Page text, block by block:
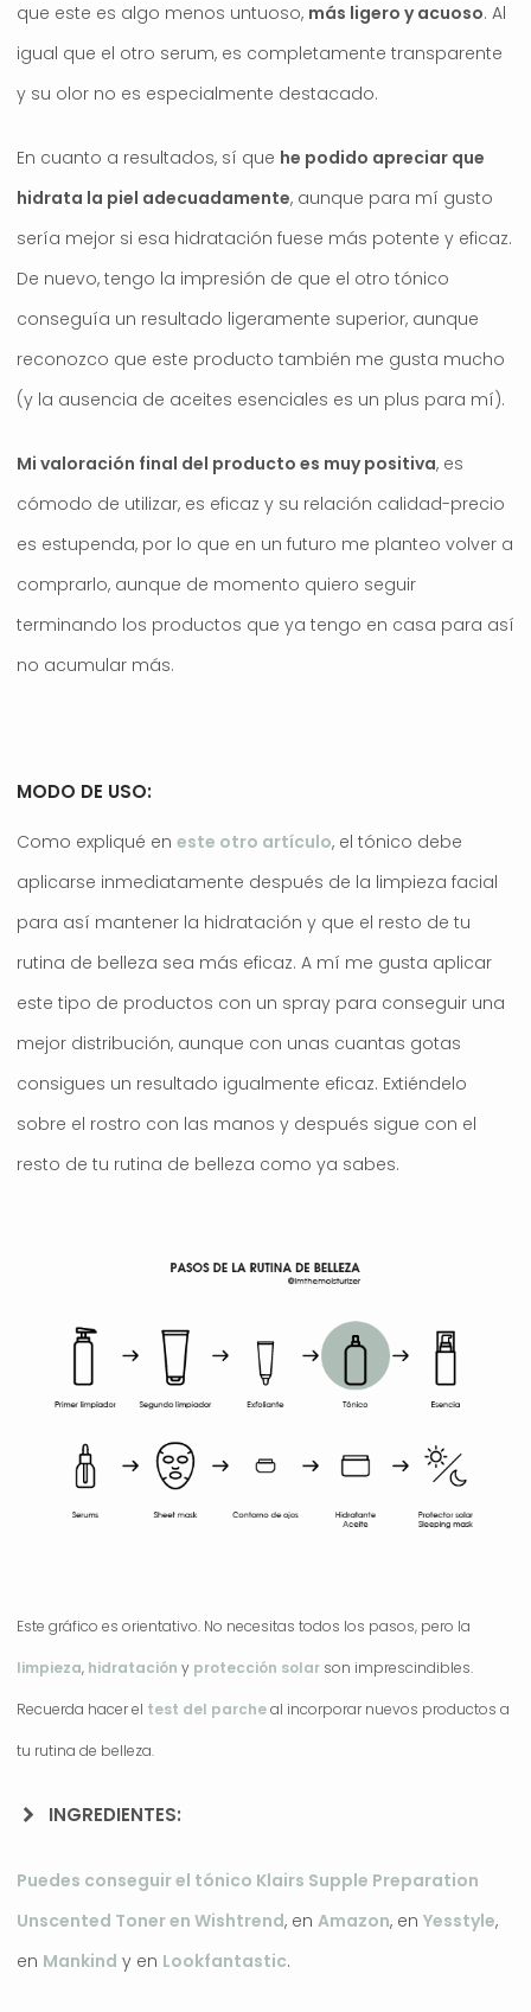
que este es algo menos untuoso, más ligero y acuoso. Al
igual que el otro serum, es completamente transparente
y su olor no es especialmente destacado.
En cuanto a resultados, sí que he podido apreciar que
hidrata la piel adecuadamente, aunque para mí gusto
sería mejor si esa hidratación fuese más potente y eficaz.
De nuevo, tengo la impresión de que el otro tónico
conseguía un resultado ligeramente superior, aunque
reconozco que este producto también me gusta mucho
(y la ausencia de aceites esenciales es un plus para mí).
Mi valoración final del producto es muy positiva, es
cómodo de utilizar, es eficaz y su relación calidad-precio
es estupenda, por lo que en un futuro me planteo volver a
comprarlo, aunque de momento quiero seguir
terminando los productos que ya tengo en casa para así
no acumular más.
MODO DE USO:
Como expliqué en este otro artículo, el tónico debe
aplicarse inmediatamente después de la limpieza facial
para así mantener la hidratación y que el resto de tu
rutina de belleza sea más eficaz. A mí me gusta aplicar
este tipo de productos con un spray para conseguir una
mejor distribución, aunque con unas cuantas gotas
consigues un resultado igualmente eficaz. Extiéndelo
sobre el rostro con las manos y después sigue con el
resto de tu rutina de belleza como ya sabes.
Este gráfico es orientativo. No necesitas todos los pasos, pero la
limpieza, hidratación y protección solar son imprescindibles.
Recuerda hacer el test del parcheal incorporar nuevos productos a
tu rutina de belleza.
INGREDIENTES:
Puedes conseguir el tónico Klairs Supple Preparation
Unscented Toner en Wishtrend, en Amazon, en Yesstyle,
en Mankind y en Lookfantastic.